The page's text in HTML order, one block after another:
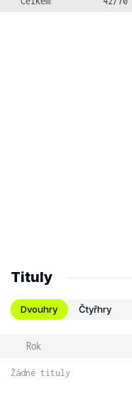
Tituly
Dvouhry Čtyřhry
Rok
Žádné tituly